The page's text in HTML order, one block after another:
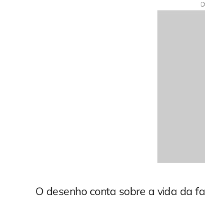
O desenho conta sobre a vida da